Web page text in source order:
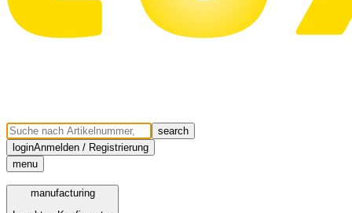
search
loginAnmelden / Registrierung
menu
Menümanufacturing